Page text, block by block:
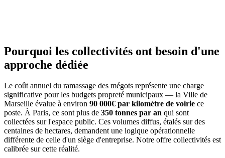
Pourquoi les collectivités ont besoin d'une
approche dédiée
Le coût annuel du ramassage des mégots représente une charge
significative pour les budgets propreté municipaux — la Ville de
Marseille évalue à environ 90 000€ par kilomètre de voirie ce
poste. À Paris, ce sont plus de 350 tonnes par an qui sont
collectées sur l'espace public. Ces volumes diffus, étalés sur des
centaines de hectares, demandent une logique opérationnelle
différente de celle d'un siège d'entreprise. Notre offre collectivités est
calibrée sur cette réalité.